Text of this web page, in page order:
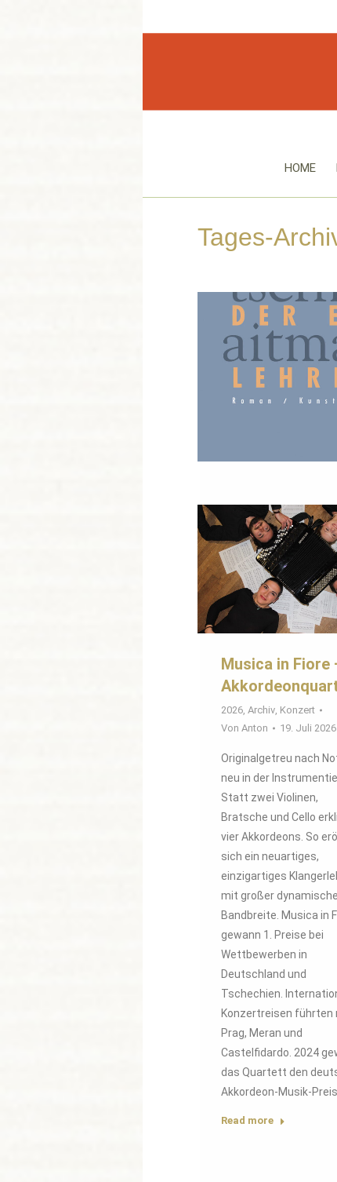
HOME
Tages-
Musica in Fiore
2026, Archiv, Konzert
Von Anton 19. Juli 2026
Originalgetreu nach
neu in der
Statt zwei Violinen,
Bratsche und Cello
vier Akkordeons. So
sich ein neuartiges,
einzigartiges
mit großer
Bandbreite. Musica in
gewann 1. Preise bei
Wettbewerben in
Deutschland und
Tschechien.
Konzertreisen führten
Prag, Meran und
Castelfidardo. 2024
das Quartett den
Akkordeon-Musik-
Read more